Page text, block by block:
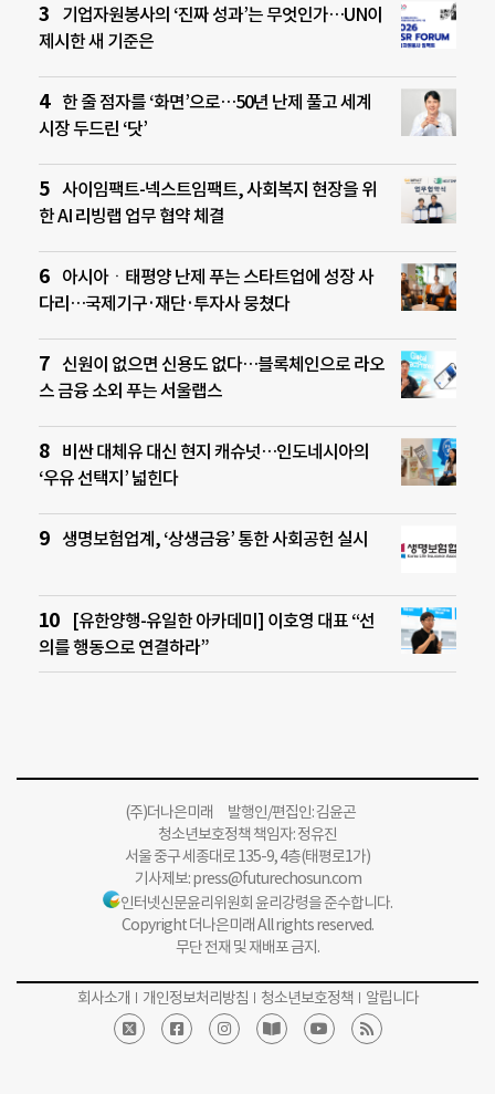
기업자원봉사의 ‘진짜 성과’는 무엇인가…UN이
제시한 새 기준은
한 줄 점자를 ‘화면’으로…50년 난제 풀고 세계
시장 두드린 ‘닷’
사이임팩트-넥스트임팩트, 사회복지 현장을 위
한 AI 리빙랩 업무 협약 체결
아시아ㆍ태평양 난제 푸는 스타트업에 성장 사
다리…국제기구·재단·투자사 뭉쳤다
신원이 없으면 신용도 없다…블록체인으로 라오
스 금융 소외 푸는 서울랩스
비싼 대체유 대신 현지 캐슈넛…인도네시아의
‘우유 선택지’ 넓힌다
생명보험업계, ‘상생금융’ 통한 사회공헌 실시
[유한양행-유일한 아카데미] 이호영 대표 “선
의를 행동으로 연결하라”
(주)더나은미래 발행인/편집인: 김윤곤
청소년보호정책 책임자: 정유진
서울 중구 세종대로 135-9, 4층(태평로1가)
기사제보:press@futurechosun.com
인터넷신문윤리위원회 윤리강령을 준수합니다.
Copyright 더나은미래 All rights reserved.
무단 전재 및 재배포 금지.
회사소개 개인정보처리방침 청소년보호정책 알립니다